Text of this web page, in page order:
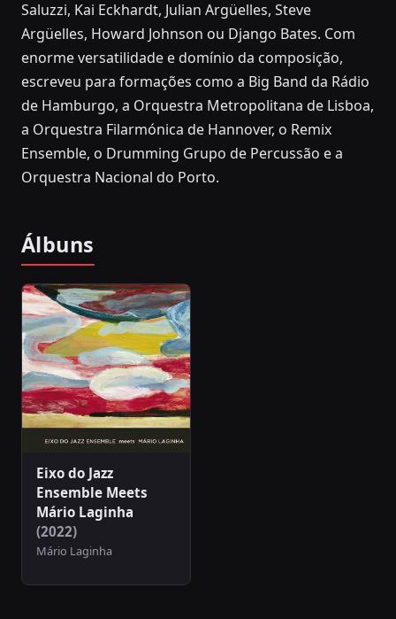
Saluzzi, Kai Eckhardt, Julian Argüelles, Steve
Argüelles, Howard Johnson ou Django Bates. Com
enorme versatilidade e domínio da composição,
escreveu para formações como a Big Band da Rádio
de Hamburgo, a Orquestra Metropolitana de Lisboa,
a Orquestra Filarmónica de Hannover, o Remix
Ensemble, o Drumming Grupo de Percussão e a
Orquestra Nacional do Porto.
Álbuns
Eixo do Jazz
Ensemble Meets
Mário Laginha
(2022)
Mário Laginha